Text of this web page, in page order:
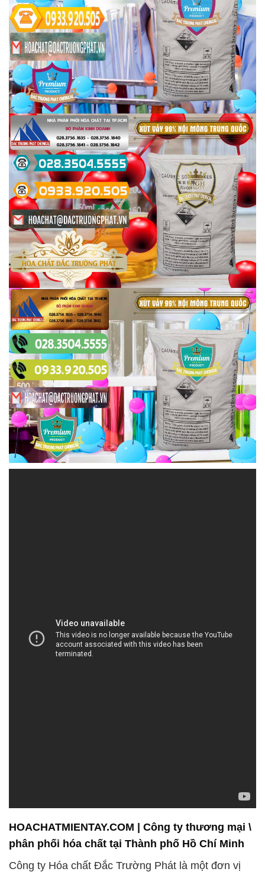
HOACHATMIENTAY.COM | Công ty thương mại \
phân phối hóa chất tại Thành phố Hồ Chí Minh
Công ty Hóa chất Đắc Trường Phát là một đơn vị